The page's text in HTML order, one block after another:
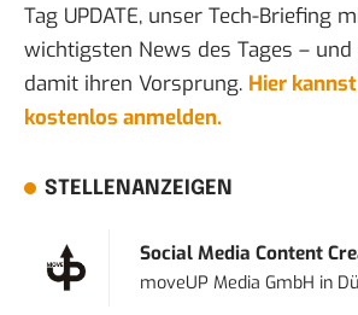
Tag UPDATE, unser Tech-Briefing
wichtigsten News des Tages –
damit ihren Vorsprung. Hier
kostenlos anmelden.
STELLENANZEIGEN
Social Media Content
moveUP Media GmbH in